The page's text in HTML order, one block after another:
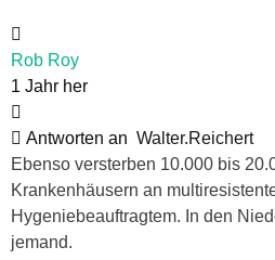
Rob Roy
1 Jahr her
Antworten an Walter.Reichert
Ebenso versterben 10.000 bis
Krankenhäusern an
Hygeniebeauftragtem. In den
jemand.